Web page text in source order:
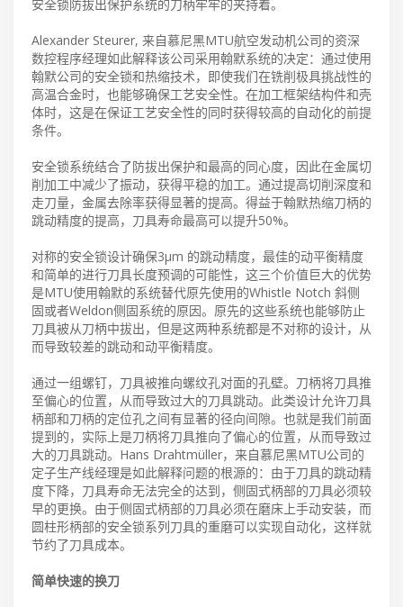
安全锁防拔出保护系统的刀柄牢牢的夹持着。
Alexander Steurer, 来自慕尼黑MTU航空发动机公司的资深
数控程序经理如此解释该公司采用翰默系统的决定：通过使用
翰默公司的安全锁和热缩技术，即使我们在铣削极具挑战性的
高温合金时，也能够确保工艺安全性。在加工框架结构件和壳
体时，这是在保证工艺安全性的同时获得较高的自动化的前提
条件。
安全锁系统结合了防拔出保护和最高的同心度，因此在金属切
削加工中减少了振动，获得平稳的加工。通过提高切削深度和
走刀量，金属去除率获得显著的提高。得益于翰默热缩刀柄的
跳动精度的提高，刀具寿命最高可以提升50%。
对称的安全锁设计确保3µm 的跳动精度，最佳的动平衡精度
和简单的进行刀具长度预调的可能性，这三个价值巨大的优势
是MTU使用翰默的系统替代原先使用的Whistle Notch 斜侧
固或者Weldon侧固系统的原因。原先的这些系统也能够防止
刀具被从刀柄中拔出，但是这两种系统都是不对称的设计，从
而导致较差的跳动和动平衡精度。
通过一组螺钉，刀具被推向螺纹孔对面的孔壁。刀柄将刀具推
至偏心的位置，从而导致过大的刀具跳动。此类设计允许刀具
柄部和刀柄的定位孔之间有显著的径向间隙。也就是我们前面
提到的，实际上是刀柄将刀具推向了偏心的位置，从而导致过
大的刀具跳动。Hans Drahtmüller，来自慕尼黑MTU公司的
定子生产线经理是如此解释问题的根源的：由于刀具的跳动精
度下降，刀具寿命无法完全的达到，侧固式柄部的刀具必须较
早的更换。由于侧固式柄部的刀具必须在磨床上手动安装，而
圆柱形柄部的安全锁系列刀具的重磨可以实现自动化，这样就
节约了刀具成本。
简单快速的换刀